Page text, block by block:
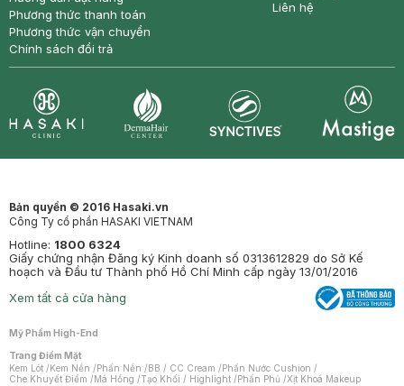
Phương thức thanh toán
Phương thức vận chuyển
Chính sách đổi trả
Liên hệ
Bản quyền © 2016 Hasaki.vn
Công Ty cổ phần HASAKI VIETNAM
Hotline: 1800 6324
Giấy chứng nhận Đăng ký Kinh doanh số 0313612829 do Sở Kế
hoạch và Đầu tư Thành phố Hồ Chí Minh cấp ngày 13/01/2016
Xem tất cả cửa hàng
Mỹ Phẩm High-End
Trang Điểm Mặt
Kem Lót /Kem Nền /Phấn Nền /BB / CC Cream /Phấn Nước Cushion /
Che Khuyết Điểm /Má Hồng /Tạo Khối / Highlight /Phấn Phủ /Xịt Khoá Makeup